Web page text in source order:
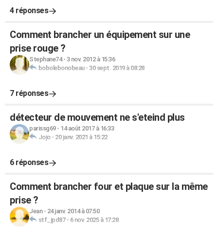
4 réponses
Comment brancher un équipement sur une
prise rouge ?
Stephane74- 3 nov. 2012 à 15:36
bobolebonobeau- 30 sept. 2019 à 08:28
7 réponses
détecteur de mouvement ne s'eteind plus
parissg69- 14 août 2017 à 16:33
Jojo- 20 janv. 2021 à 15:22
6 réponses
Comment brancher four et plaque sur la même
prise ?
Jean- 24 janv. 2014 à 07:50
stf_jpd87- 6 nov. 2025 à 17:28